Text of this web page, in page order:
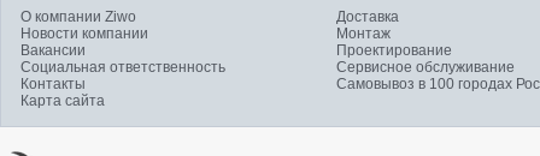
О компании Ziwo
Новости компании
Вакансии
Социальная ответственность
Контакты
Карта сайта
Доставка
Монтаж
Проектирование
Сервисное обслуживание
Самовывоз в 100 городах